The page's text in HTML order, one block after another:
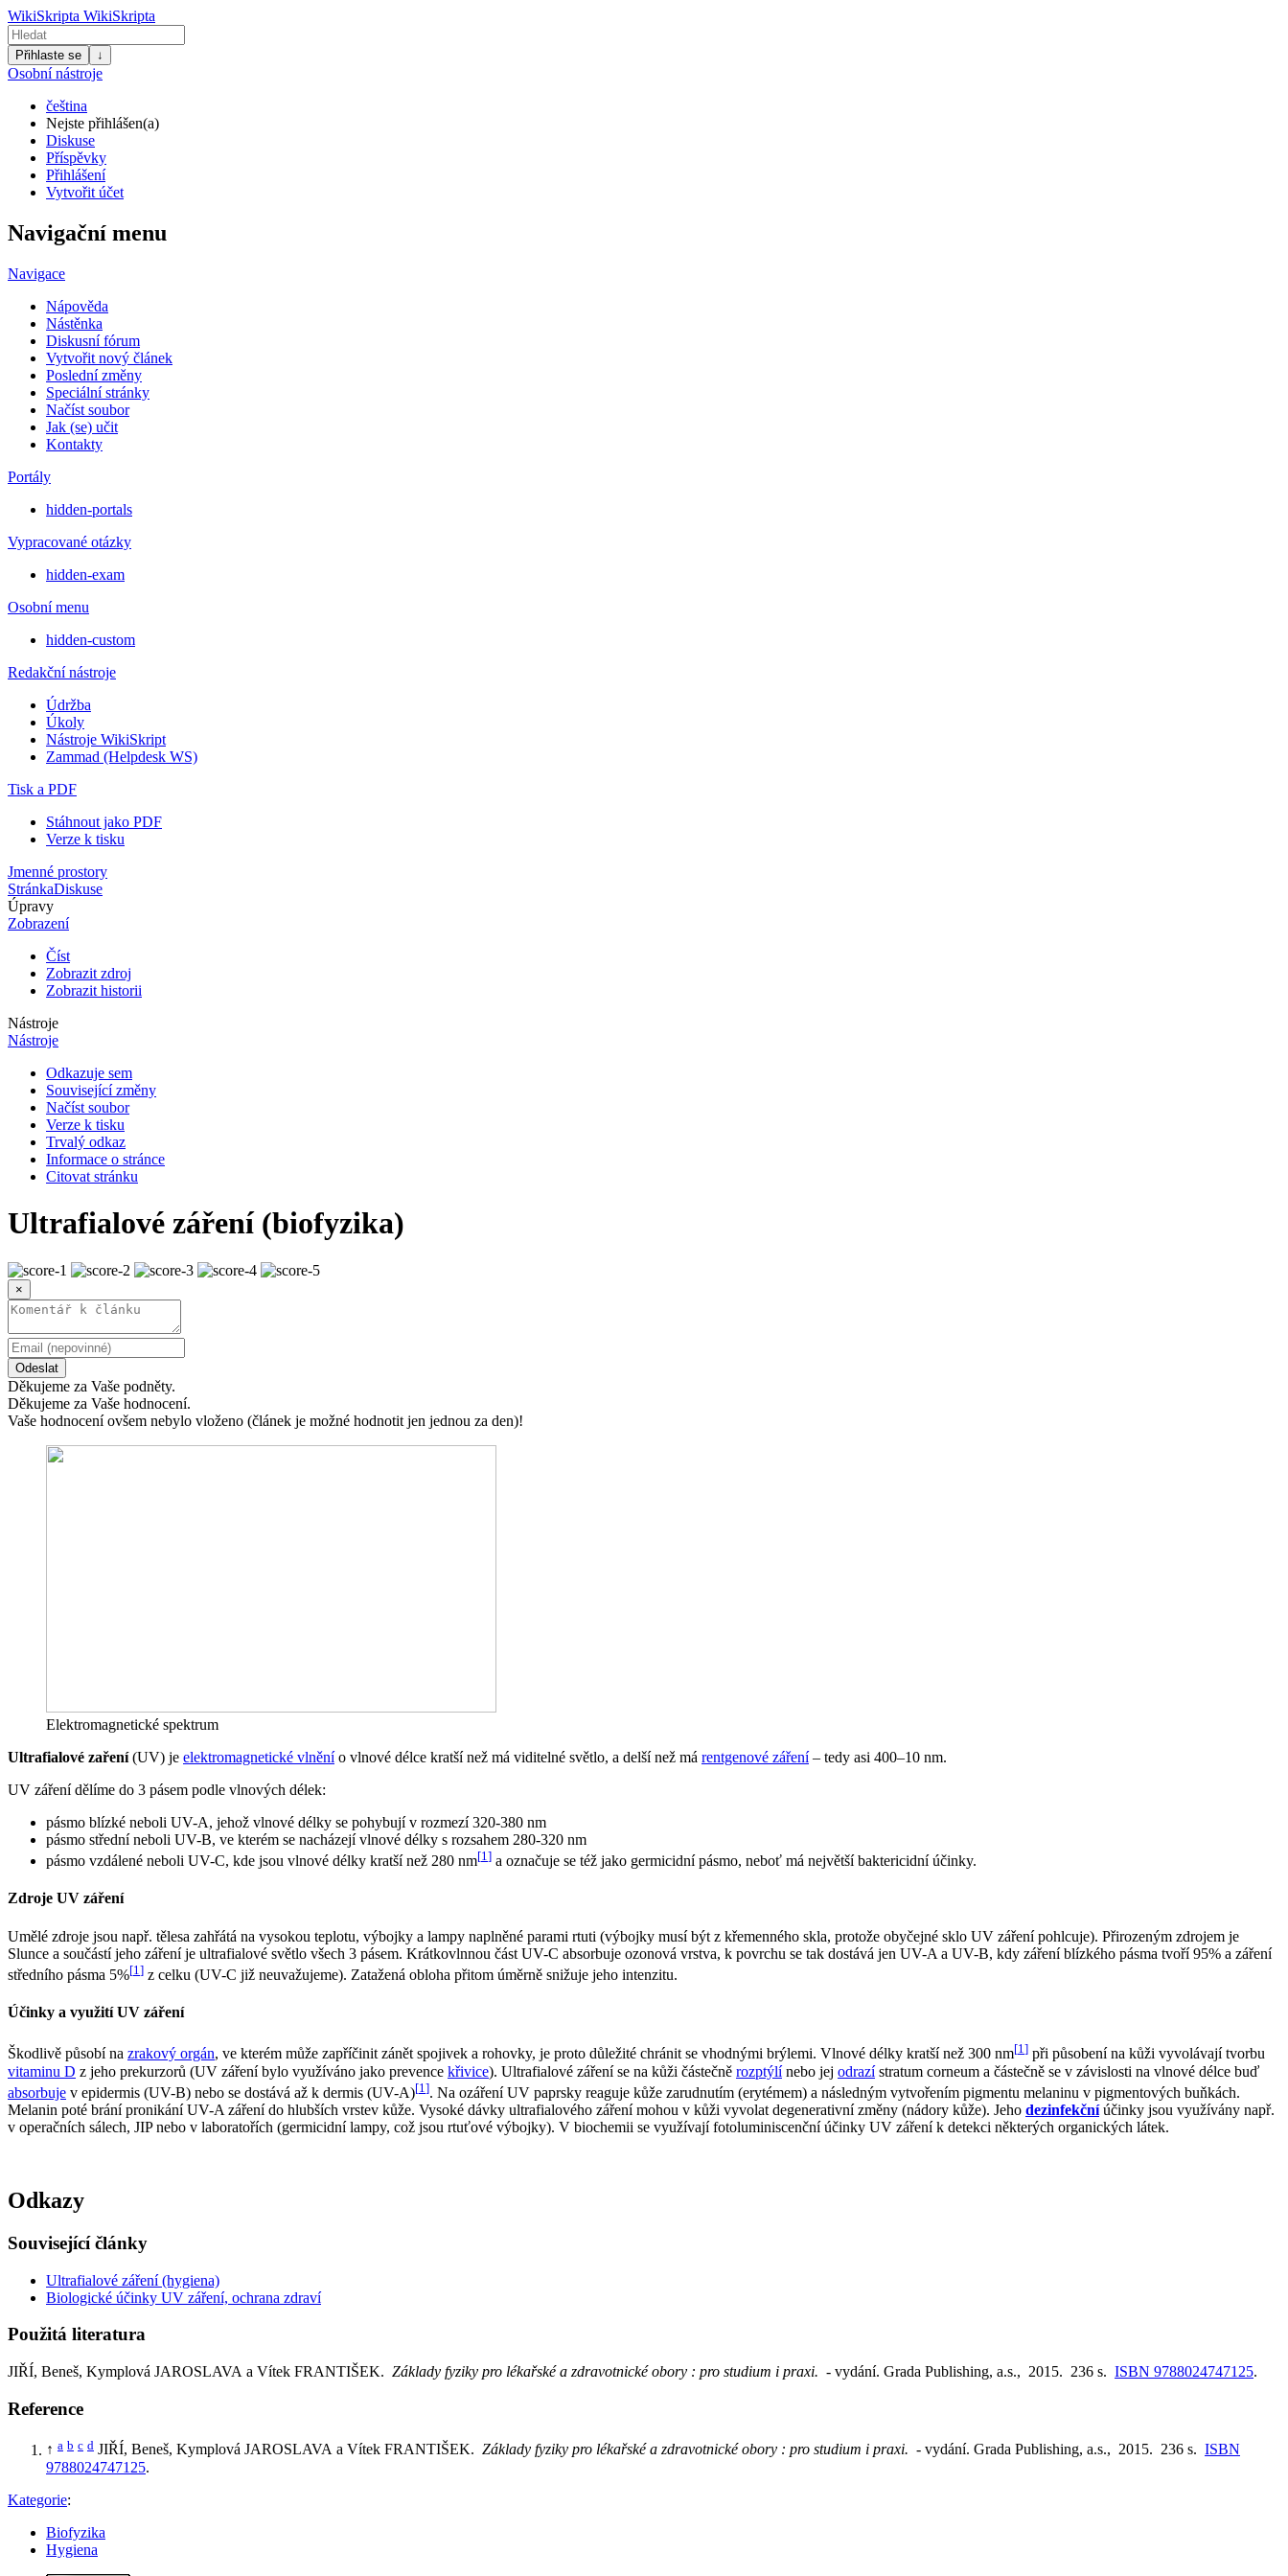
WikiSkripta WikiSkripta
Přihlaste se ↓
Osobní nástroje
čeština
Nejste přihlášen(a)
Diskuse
Příspěvky
Přihlášení
Vytvořit účet
Navigační menu
Navigace
Nápověda
Nástěnka
Diskusní fórum
Vytvořit nový článek
Poslední změny
Speciální stránky
Načíst soubor
Jak (se) učit
Kontakty
Portály
hidden-portals
Vypracované otázky
hidden-exam
Osobní menu
hidden-custom
Redakční nástroje
Údržba
Úkoly
Nástroje WikiSkript
Zammad (Helpdesk WS)
Tisk a PDF
Stáhnout jako PDF
Verze k tisku
Jmenné prostory
StránkaDiskuse
Úpravy
Zobrazení
Číst
Zobrazit zdroj
Zobrazit historii
Nástroje
Nástroje
Odkazuje sem
Související změny
Načíst soubor
Verze k tisku
Trvalý odkaz
Informace o stránce
Citovat stránku
Ultrafialové záření (biofyzika)
×
Odeslat
Děkujeme za Vaše podněty.
Děkujeme za Vaše hodnocení.
Vaše hodnocení ovšem nebylo vloženo (článek je možné hodnotit jen jednou za den)!
Elektromagnetické spektrum
Ultrafialové zaření(UV) je elektromagnetické vlněnío vlnové délce kratší než má viditelné světlo, a delší než má rentgenové záření– tedy asi 400–10 nm.
UV záření dělíme do 3 pásem podle vlnových délek:
pásmo blízké neboli UV-A, jehož vlnové délky se pohybují v rozmezí 320-380 nm
pásmo střední neboli UV-B, ve kterém se nacházejí vlnové délky s rozsahem 280-320 nm
pásmo vzdálené neboli UV-C, kde jsou vlnové délky kratší než 280 nm[1 ] a označuje se též jako germicidní pásmo, neboť má největší baktericidní účinky.
Zdroje UV záření
Umělé zdroje jsou např. tělesa zahřátá na vysokou teplotu, výbojky a lampy naplněné parami rtuti (výbojky musí být z křemenného skla, protože obyčejné sklo UV záření pohlcuje). Přirozeným zdrojem je
Slunce a součástí jeho záření je ultrafialové světlo všech 3 pásem. Krátkovlnnou část UV-C absorbuje ozonová vrstva, k povrchu se tak dostává jen UV-A a UV-B, kdy záření blízkého pásma tvoří 95% a záření
středního pásma 5%[1 ] z celku (UV-C již neuvažujeme). Zatažená obloha přitom úměrně snižuje jeho intenzitu.
Účinky a využití UV záření
Škodlivě působí na zrakový orgán, ve kterém může zapříčinit zánět spojivek a rohovky, je proto důležité chránit se vhodnými brýlemi. Vlnové délky kratší než 300 nm[1] při působení na kůži vyvolávají tvorbu
vitaminu D z jeho prekurzorů (UV záření bylo využíváno jako prevence křivice). Ultrafialové záření se na kůži částečně rozptýlínebo jej odrazístratum corneum a částečně se v závislosti na vlnové délce buď
absorbuje v epidermis (UV-B) nebo se dostává až k dermis (UV-A)[1 ]. Na ozáření UV paprsky reaguje kůže zarudnutím (erytémem) a následným vytvořením pigmentu melaninu v pigmentových buňkách.
Melanin poté brání pronikání UV-A záření do hlubších vrstev kůže. Vysoké dávky ultrafialového záření mohou v kůži vyvolat degenerativní změny (nádory kůže). Jeho dezinfekčníúčinky jsou využívány např.
v operačních sálech, JIP nebo v laboratořích (germicidní lampy, což jsou rtuťové výbojky). V biochemii se využívají fotoluminiscenční účinky UV záření k detekci některých organických látek.
Odkazy
Související články
Ultrafialové záření (hygiena)
Biologické účinky UV záření, ochrana zdraví
Použitá literatura
JIŘÍ, Beneš, Kymplová JAROSLAVA a Vítek FRANTIŠEK. Základy fyziky pro lékařské a zdravotnické obory : pro studium i praxi. - vydání. Grada Publishing, a.s., 2015. 236 s. ISBN 9788024747125.
Reference
↑ a b c d JIŘÍ, Beneš, Kymplová JAROSLAVA a Vítek FRANTIŠEK. Základy fyziky pro lékařské a zdravotnické obory : pro studium i praxi. - vydání. Grada Publishing, a.s., 2015. 236 s. ISBN
9788024747125.
Kategorie:
Biofyzika
Hygiena